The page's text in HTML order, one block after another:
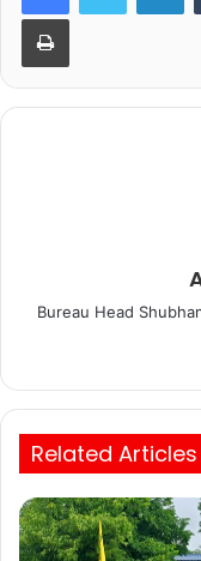
o
k
p
Print
Bureau Head
Related Articles